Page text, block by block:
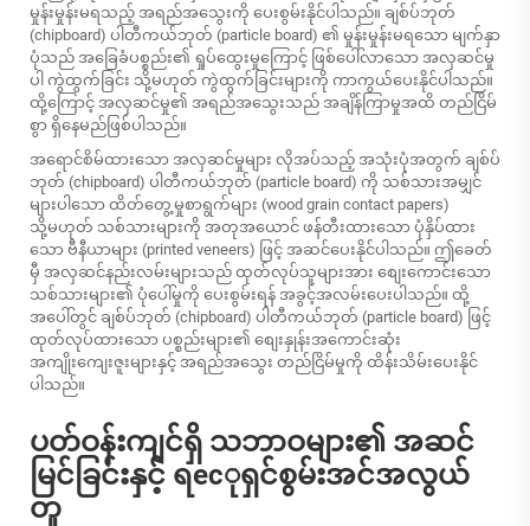
မှုန်းမှုန်းမရသည့် အရည်အသွေးကို ပေးစွမ်းနိုင်ပါသည်။ ချစ်ပ်ဘုတ်
(chipboard) ပါတီကယ်ဘုတ် (particle board) ၏ မှုန်းမှုန်းမရသော မျက်နှာ
ပုံသည် အခြေခံပစ္စည်း၏ ရှုပ်ထွေးမှုကြောင့် ဖြစ်ပေါ်လာသော အလှဆင်မှု
ပါ ကွဲထွက်ခြင်း သို့မဟုတ် ကွဲထွက်ခြင်းများကို ကာကွယ်ပေးနိုင်ပါသည်။
ထို့ကြောင့် အလှဆင်မှု၏ အရည်အသွေးသည် အချိန်ကြာမှုအထိ တည်ငြိမ်
စွာ ရှိနေမည်ဖြစ်ပါသည်။
အရောင်စိမ်ထားသော အလှဆင်မှုများ လိုအပ်သည့် အသုံးပုံအတွက် ချစ်ပ်
ဘုတ် (chipboard) ပါတီကယ်ဘုတ် (particle board) ကို သစ်သားအမျှင်
များပါသော ထိတ်တွေ့မှုစာရွက်များ (wood grain contact papers)
သို့မဟုတ် သစ်သားများကို အတုအယောင် ဖန်တီးထားသော ပုံနှိပ်ထား
သော ဗီနီယာများ (printed veneers) ဖြင့် အဆင်ပေးနိုင်ပါသည်။ ဤခေတ်
မှီ အလှဆင်နည်းလမ်းများသည် ထုတ်လုပ်သူများအား စျေးကောင်းသော
သစ်သားများ၏ ပုံပေါ်မှုကို ပေးစွမ်းရန် အခွင့်အလမ်းပေးပါသည်။ ထို့
အပေါ်တွင် ချစ်ပ်ဘုတ် (chipboard) ပါတီကယ်ဘုတ် (particle board) ဖြင့်
ထုတ်လုပ်ထားသော ပစ္စည်းများ၏ စျေးနှုန်းအကောင်းဆုံး
အကျိုးကျေးဇူးများနှင့် အရည်အသွေး တည်ငြိမ်မှုကို ထိန်းသိမ်းပေးနိုင်
ပါသည်။
ပတ်ဝန်းကျင်ရှိ သဘာဝများ၏ အဆင်
မြင်ခြင်းနှင့် ရесုရှင်စွမ်းအင်အလွယ်
တူ